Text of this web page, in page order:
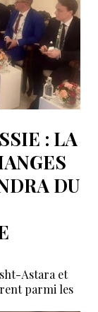
: LA
DU
Astara et
parmi les